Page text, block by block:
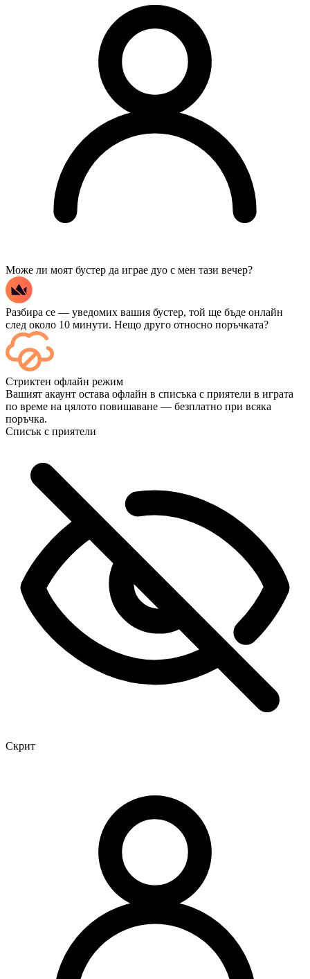
Може ли моят бустер да играе дуо с мен тази вечер?
Разбира се — уведомих вашия бустер, той ще бъде онлайн
след около 10 минути. Нещо друго относно поръчката?
Перфектно! Мога ли да следя прогреса на живо?
Да — всеки мач се появява във вашето табло веднага след
приключването му, а ако искате да гледате самите игри,
добавете „Стрийминг“ при плащане.
Страхотно, вие сте най-добрите 🧡
Стриктен офлайн режим
Вашият акаунт остава офлайн в списъка с приятели в играта
по време на цялото повишаване — безплатно при всяка
поръчка.
Списък с приятели
Скрит